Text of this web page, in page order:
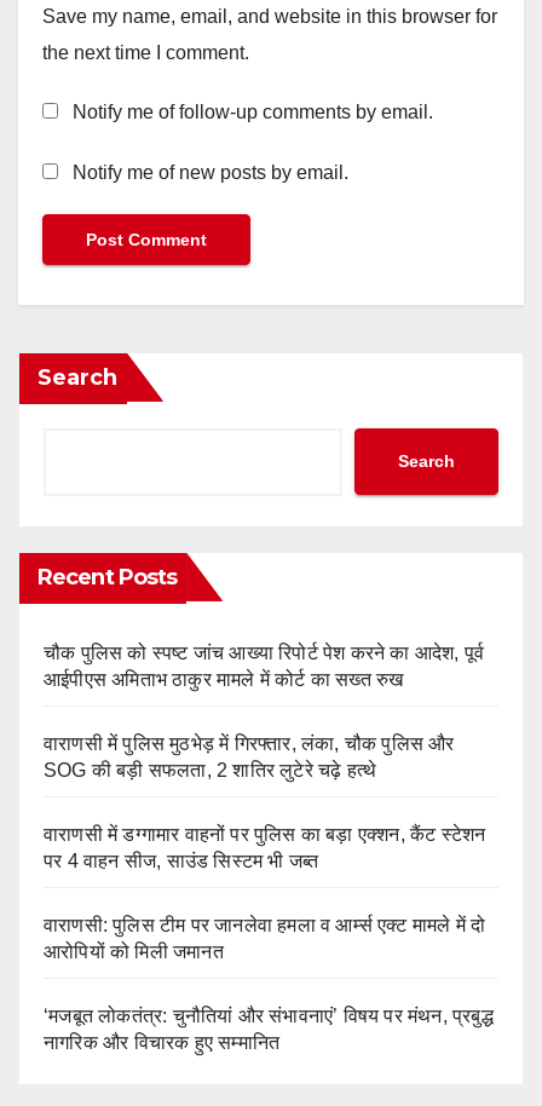
Save my name, email, and website in this browser for
the next time I comment.
Notify me of follow-up comments by email.
Notify me of new posts by email.
Search
Search
Recent Posts
चौक पुलिस को स्पष्ट जांच आख्या रिपोर्ट पेश करने का आदेश, पूर्व
आईपीएस अमिताभ ठाकुर मामले में कोर्ट का सख्त रुख
वाराणसी में पुलिस मुठभेड़ में गिरफ्तार, लंका, चौक पुलिस और
SOG की बड़ी सफलता, 2 शातिर लुटेरे चढ़े हत्थे
वाराणसी में डग्गामार वाहनों पर पुलिस का बड़ा एक्शन, कैंट स्टेशन
पर 4 वाहन सीज, साउंड सिस्टम भी जब्त
वाराणसी: पुलिस टीम पर जानलेवा हमला व आर्म्स एक्ट मामले में दो
आरोपियों को मिली जमानत
‘मजबूत लोकतंत्र: चुनौतियां और संभावनाएं’ विषय पर मंथन, प्रबुद्ध
नागरिक और विचारक हुए सम्मानित